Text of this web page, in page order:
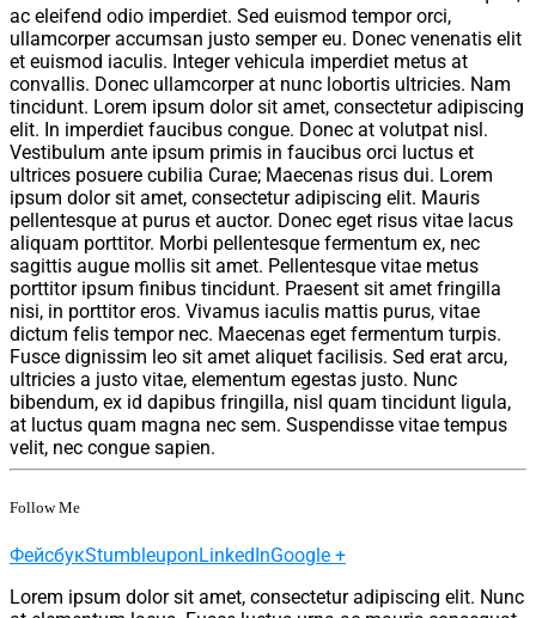
ac eleifend odio imperdiet. Sed euismod tempor orci,
ullamcorper accumsan justo semper eu. Donec venenatis elit
et euismod iaculis. Integer vehicula imperdiet metus at
convallis. Donec ullamcorper at nunc lobortis ultricies. Nam
tincidunt. Lorem ipsum dolor sit amet, consectetur adipiscing
elit. In imperdiet faucibus congue. Donec at volutpat nisl.
Vestibulum ante ipsum primis in faucibus orci luctus et
ultrices posuere cubilia Curae; Maecenas risus dui. Lorem
ipsum dolor sit amet, consectetur adipiscing elit. Mauris
pellentesque at purus et auctor. Donec eget risus vitae lacus
aliquam porttitor. Morbi pellentesque fermentum ex, nec
sagittis augue mollis sit amet. Pellentesque vitae metus
porttitor ipsum finibus tincidunt. Praesent sit amet fringilla
nisi, in porttitor eros. Vivamus iaculis mattis purus, vitae
dictum felis tempor nec. Maecenas eget fermentum turpis.
Fusce dignissim leo sit amet aliquet facilisis. Sed erat arcu,
ultricies a justo vitae, elementum egestas justo. Nunc
bibendum, ex id dapibus fringilla, nisl quam tincidunt ligula,
at luctus quam magna nec sem. Suspendisse vitae tempus
velit, nec congue sapien.
Follow Me
ФейсбукStumbleuponLinkedInGoogle +
Lorem ipsum dolor sit amet, consectetur adipiscing elit. Nunc